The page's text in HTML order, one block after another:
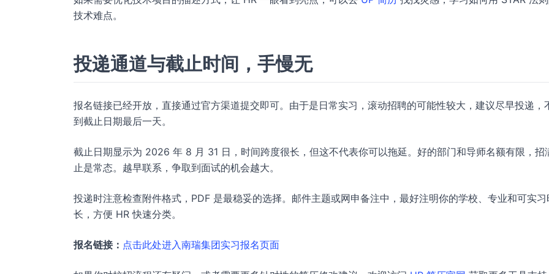
技术难点。
投递通道与截止时间，手慢无
报名链接已经开放，直接通过官方渠道提交即可。由于是日常实习，滚动招聘的可能性较大，建议尽早投递，
到截止日期最后一天。
截止日期显示为 2026 年 8 月 31 日，时间跨度很长，但这不代表你可以拖延。好的部门和导师名额有限，招
止是常态。越早联系，争取到面试的机会越大。
投递时注意检查附件格式，PDF 是最稳妥的选择。邮件主题或网申备注中，最好注明你的学校、专业和可实习
长，方便 HR 快速分类。
报名链接： 点击此处进入南瑞集团实习报名页面